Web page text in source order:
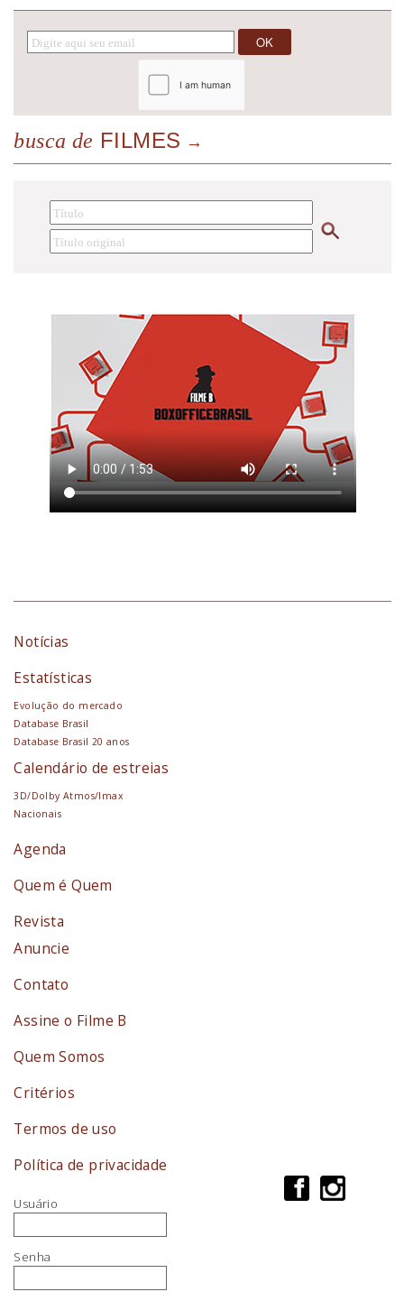
busca de FILMES
Notícias
Estatísticas
Evolução do mercado
Database Brasil
Database Brasil 20 anos
Calendário de estreias
3D/Dolby Atmos/Imax
Nacionais
Agenda
Quem é Quem
Revista
Anuncie
Contato
Assine o Filme B
Quem Somos
Critérios
Termos de uso
Política de privacidade
Usuário
Senha